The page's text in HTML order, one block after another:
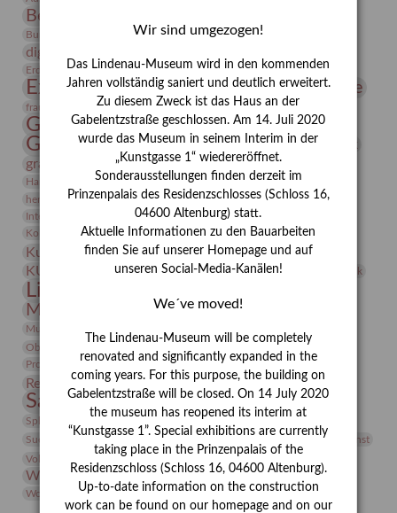
Bernhard August von Lindenau
Burg Posterstein Conrad Felixmüller Depot
digitallabor
Erdmann Julius Dietrich
Erlebnisportal estrusker Exlibris
Expressionismus Festrede Florenz Fotografie
frauen Frauen in der Antike und heute
Gerhard-Altenbourg-Preis
Gerhard Altenbourg
Gerhard Kurt Müller
grafische sammlung griechische Mythologie
Hanns-Conon von der Gabelentz Heinrich Kirchhoff Heldinnen
herman de vries Humboldt
Insekten
Integriertes Schädlingsmanagement
Italien Jahresempfang
Kolosseum
Kooperationsausstellung Korkmodelle Kunst
Kunstmuseum Kunstvermittlung Kunst von Kühl
KUNSTWAND Kurs Künstler Künstlerin Lehmbruck
Lindenau-Museum
Museumsgeschichte Museumsnacht
Museumspädagogik Natur
Objekt im Fokus
Phelloplastik
Pohlhof
Provenienz
Provenienzforschung
Restaurierung Rudi Lesser Ruth Wolf-Rehfeld
Sammlung Samstagszeichner Skulptur
Sonderausstellung
Sphinx
studio Studio Bildende Kunst
Suermondt-Ludwig-Museum
Vermittlung
Videokunst
Volontariat
Walter Rheiner Werefkin
Werkbetrachtung Winter Wissenschaft
Wolf and Dog
Wolf und Hund
Zirkuswoche
Wir sind umgezogen!
Das Lindenau-Museum wird in den kommenden
Jahren vollständig saniert und deutlich erweitert.
Zu diesem Zweck ist das Haus an der
Gabelentzstraße geschlossen. Am 14. Juli 2020
wurde das Museum in seinem Interim in der
„Kunstgasse 1“ wiedereröffnet.
Sonderausstellungen finden derzeit im
Prinzenpalais des Residenzschlosses (Schloss 16,
04600 Altenburg) statt.
Aktuelle Informationen zu den Bauarbeiten
finden Sie auf unserer Homepage und auf
unseren Social-Media-Kanälen!
We´ve moved!
The Lindenau-Museum will be completely
renovated and significantly expanded in the
coming years. For this purpose, the building on
Gabelentzstraße will be closed. On 14 July 2020
the museum has reopened its interim at
“Kunstgasse 1”. Special exhibitions are currently
taking place in the Prinzenpalais of the
Residenzschloss (Schloss 16, 04600 Altenburg).
Up-to-date information on the construction
work can be found on our homepage and on our